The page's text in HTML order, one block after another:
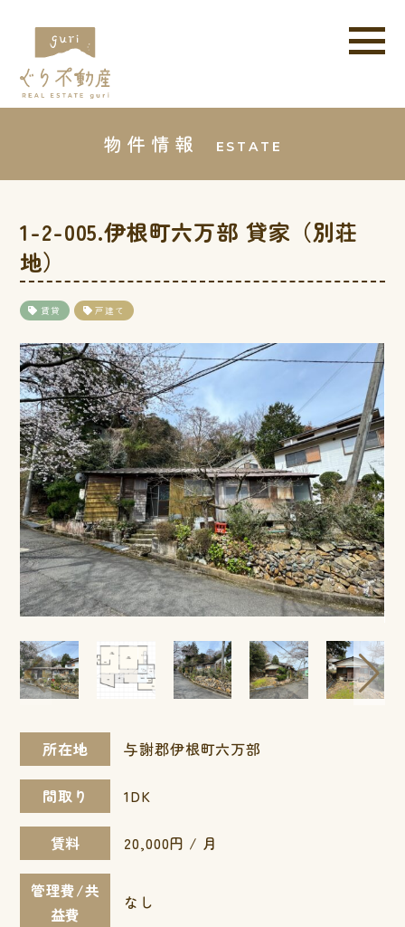
物件情報 ESTATE
1-2-005.伊根町六万部 貸家（別荘
地）
賃貸 戸建て
所在地 与謝郡伊根町六万部
間取り 1DK
賃料 20,000円 / 月
管理費/共
益費
なし